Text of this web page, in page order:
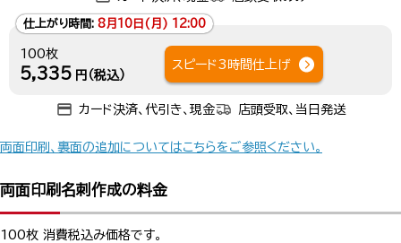
仕上がり時間: 8月10日(月) 12:00
100枚
5,335 円（税込）
スピード3時間仕上げ
カード決済、代引き、現金 店頭受取、当日発送
両面印刷、裏面の追加についてはこちらをご参照ください。
両面印刷名刺作成の料金
100枚 消費税込み価格です。